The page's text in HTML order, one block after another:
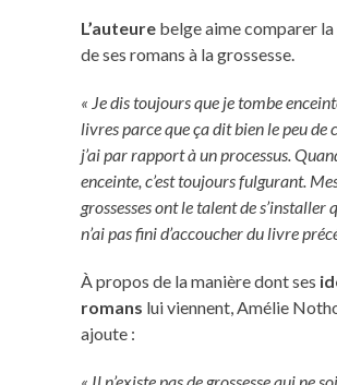
L’auteure belge aime comparer la
de ses romans à la grossesse.
« Je dis toujours que je tombe
livres parce que ça dit bien le peu de
j’ai par rapport à un processus.
enceinte, c’est toujours fulgurant.
grossesses ont le talent de s’installer
n’ai pas fini d’accoucher du livre
À propos de la manière dont ses
romans lui viennent, Amélie
ajoute :
« Il n’existe pas de grossesse qui ne